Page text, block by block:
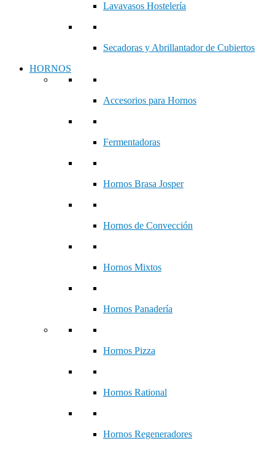
Lavavasos Hostelería
Secadoras y Abrillantador de Cubiertos
HORNOS
Accesorios para Hornos
Fermentadoras
Hornos Brasa Josper
Hornos de Convección
Hornos Mixtos
Hornos Panadería
Hornos Pizza
Hornos Rational
Hornos Regeneradores